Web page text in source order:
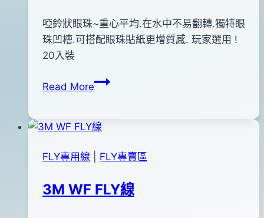
Byanna
2011
年
12
23
年
12
04
日
啞鈴狀眼珠~重心平均.在水中不易翻轉.獨特眼
珠凹槽.可搭配眼珠貼紙更增質感. 玩家選用 !
20入裝
Read More啞
睛
面)-
FLY專用線 FLY專賣區
3M WF FLY線